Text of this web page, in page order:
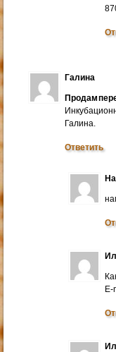
Галина
Продам
Галина.
Ответить
E-